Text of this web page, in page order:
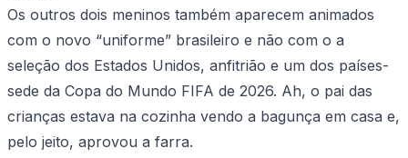
Os outros dois meninos também aparecem animados
com o novo “uniforme” brasileiro e não com o a
seleção dos Estados Unidos, anfitrião e um dos países-
sede da Copa do Mundo FIFA de 2026. Ah, o pai das
crianças estava na cozinha vendo a bagunça em casa e,
pelo jeito, aprovou a farra.